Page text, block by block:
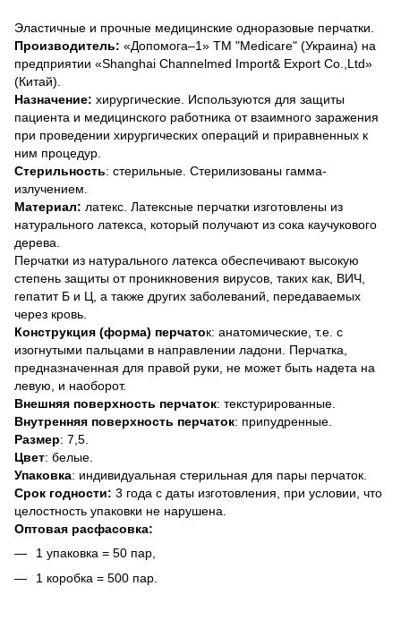
Эластичные и прочные медицинские одноразовые перчатки.
Производитель: «Допомога–1» ТМ "Medicare" (Украина) на
предприятии «Shanghai Channelmed Import& Export Co.,Ltd»
(Китай).
Назначение: хирургические. Используются для защиты
пациента и медицинского работника от взаимного заражения
при проведении хирургических операций и приравненных к
ним процедур.
Стерильность: стерильные. Стерилизованы гамма-
излучением.
Материал: латекс. Латексные перчатки изготовлены из
натурального латекса, который получают из сока каучукового
дерева.
Перчатки из натурального латекса обеспечивают высокую
степень защиты от проникновения вирусов, таких как, ВИЧ,
гепатит Б и Ц, а также других заболеваний, передаваемых
через кровь.
Конструкция (форма) перчаток: анатомические, т.е. с
изогнутыми пальцами в направлении ладони. Перчатка,
предназначенная для правой руки, не может быть надета на
левую, и наоборот.
Внешняя поверхность перчаток: текстурированные.
Внутренняя поверхность перчаток: припудренные.
Размер: 7,5.
Цвет: белые.
Упаковка: индивидуальная стерильная для пары перчаток.
Срок годности: 3 года с даты изготовления, при условии, что
целостность упаковки не нарушена.
Оптовая расфасовка:
1 упаковка = 50 пар,
1 коробка = 500 пар.